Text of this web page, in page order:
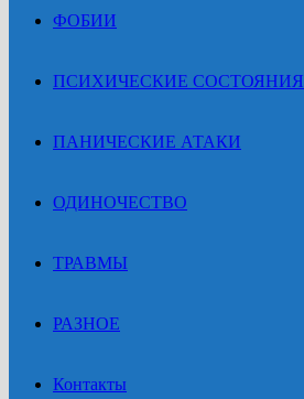
ФОБИИ
ПСИХИЧЕСКИЕ СОСТОЯНИЯ
ПАНИЧЕСКИЕ АТАКИ
ОДИНОЧЕСТВО
ТРАВМЫ
РАЗНОЕ
Контакты